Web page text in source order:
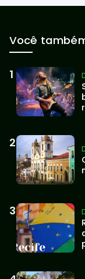
Você